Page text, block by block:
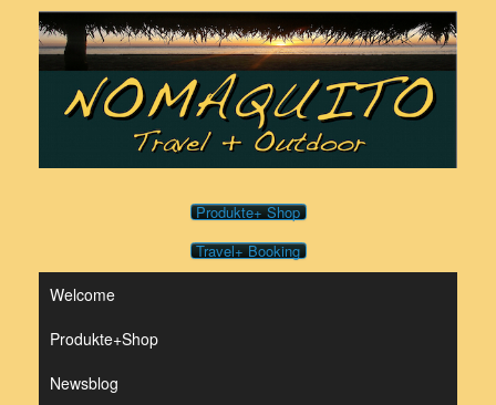
springen
Produkte+ Shop
Travel+ Booking
Welcome
Produkte+Shop
Newsblog